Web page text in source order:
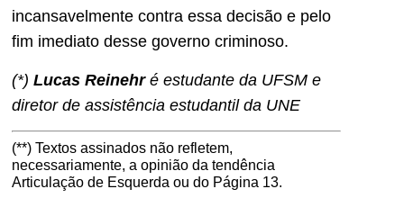
incansavelmente contra essa decisão e pelo
fim imediato desse governo criminoso.
(*) Lucas Reinehré estudante da UFSM e
diretor de assistência estudantil da UNE
(**) Textos assinados não refletem,
necessariamente, a opinião da tendência
Articulação de Esquerda ou do Página 13.